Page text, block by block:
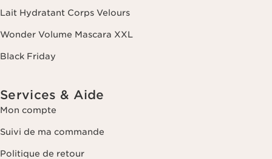
que d'un droit d'opposition et de limitation de leur traitement. Vous
veuillez consulter notre politique de confidentialité
Lait Hydratant Corps Velours
Wonder Volume Mascara XXL
Black Friday
Services & Aide
Mon compte
Suivi de ma commande
Politique de retour